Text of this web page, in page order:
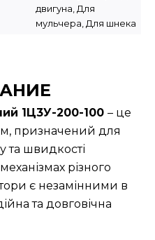
двигуна, Для
мульчера, Для шнека
1Ц3У-200-100 – це
призначений для
та швидкості
різного
є незамінними в
та довговічна